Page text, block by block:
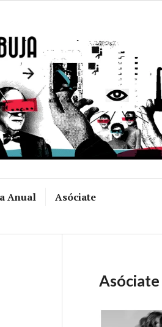
Anual
Asóciate
Asóciate